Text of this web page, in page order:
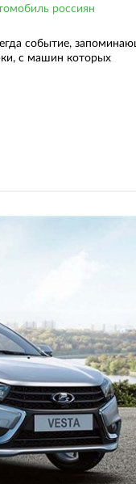
россиян
событие,
с машин которых